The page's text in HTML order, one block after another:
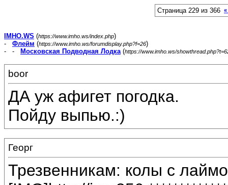
Страница 229 из 366 «
IMHO.WS (https://www.imho.ws/index.php)
- Флейм (https://www.imho.ws/forumdisplay.php?f=26)
- -
Московская Подводная Лодка(https://www.imho.ws/
boor
ДА уж афигет погодка.
Пойду выпью.:)
Георг
Трезвенникам: колы с